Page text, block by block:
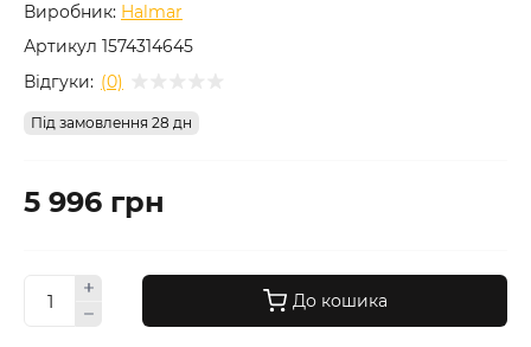
Виробник: Halmar
Артикул 1574314645
Відгуки: (0)
Під замовлення 28 дн
5 996 грн
До кошика